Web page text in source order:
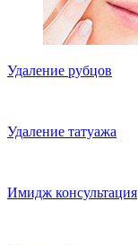
Удаление рубцов
Удаление татуажа
Имидж консультация